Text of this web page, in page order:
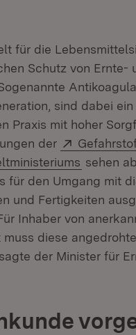
für die
Schutz von Ernte-
sind dabei
Praxis mit hoher
der
Extern:
(Öffnet
sehen
den Umgang mit
und Fertigkeiten
Inhaber von
diese
der Minister für